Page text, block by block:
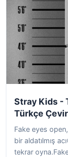
Stray Kids -
Türkçe
Fake eyes
bir aldatılmış
tekrar